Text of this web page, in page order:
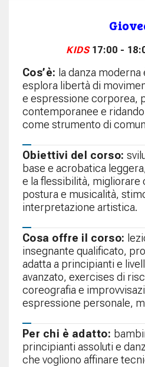
KIDS 17:00 -
Cos’è: la danza
esplora libertà di
e espressione corporea,
contemporanee e
come strumento di
Obiettivi del corso:
base e acrobatica
e la flessibilità, migliorare
postura e musicalità,
interpretazione artistica.
Cosa offre il corso:
insegnante qualificato,
adatta a principianti e
avanzato, exercises di
coreografia e
espressione personale,
Per chi è adatto:
principianti assoluti e
che vogliono affinare